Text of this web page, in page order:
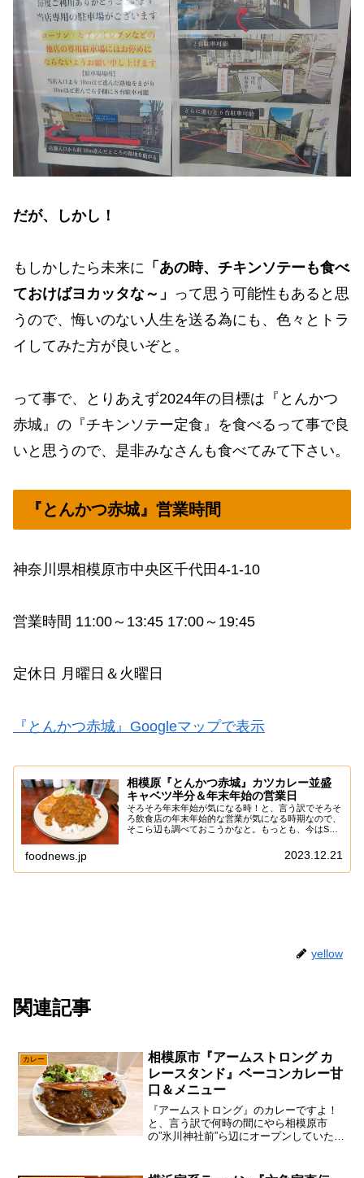
だが、しかし！
もしかしたら未来に 「あの時、チキンソテーも食べ
ておけばヨカッタな～」 って思う可能性もあると思
うので、悔いのない人生を送る為にも、色々とトラ
イしてみた方が良いぞと。
って事で、とりあえず2024年の目標は『とんかつ
赤城』の『チキンソテー定食』を食べるって事で良
いと思うので、是非みなさんも食べてみて下さい。
『とんかつ赤城』営業時間
神奈川県相模原市中央区千代田4-1-10
営業時間 11:00～13:45 17:00～19:45
定休日 月曜日＆火曜日
『とんかつ赤城』Googleマップで表示
相模原『とんかつ赤城』カツカレー並盛
キャベツ半分＆年末年始の営業日
そろそろ年末年始が気になる時！と、言う訳でそろそ
ろ飲食店の年末年始的な営業が気になる時期なので、
そこら辺も調べておこうかなと。もっとも、今はSNS
し、SNSやってるのに年末年始の営業日を発表し...
foodnews.jp 2023.12.21
yellow
関連記事
カレー
相模原市『アームストロング カ
レースタンド』ベーコンカレー甘
口＆メニュー
『アームストロング』のカレーですよ！
と、言う訳で何時の間にやら相模原市
の”氷川神社前”ら辺にオープンしていた
って。まあ、ちょっと相模原駅からも結